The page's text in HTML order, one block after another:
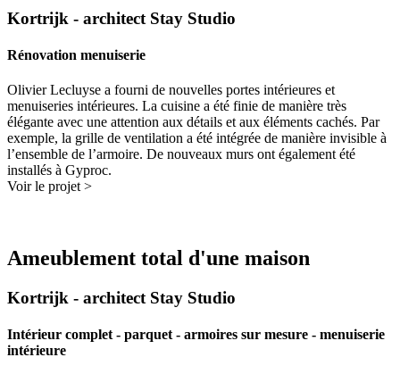
Kortrijk - architect Stay Studio
Rénovation menuiserie
Olivier Lecluyse a fourni de nouvelles portes intérieures et
menuiseries intérieures. La cuisine a été finie de manière très
élégante avec une attention aux détails et aux éléments cachés. Par
exemple, la grille de ventilation a été intégrée de manière invisible à
l’ensemble de l’armoire. De nouveaux murs ont également été
installés à Gyproc.
Voir le projet >
Ameublement total d'une maison
Kortrijk - architect Stay Studio
Intérieur complet - parquet - armoires sur mesure - menuiserie
intérieure